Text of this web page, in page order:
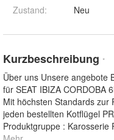
Zustand: Neu
Kurzbeschreibung *
Über uns Unsere angebote
für SEAT IBIZA CORDOBA
Mit höchsten Standards zur
jeden bestellten Kotflügel
Produktgruppe : Karosserie